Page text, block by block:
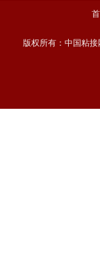
版权所有：中国粘接